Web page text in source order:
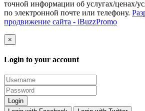
точной информации об услугах/ценах/
по электронной почте или телефону.
продвижение сайта - iBuzzPromo
×
Login to your account